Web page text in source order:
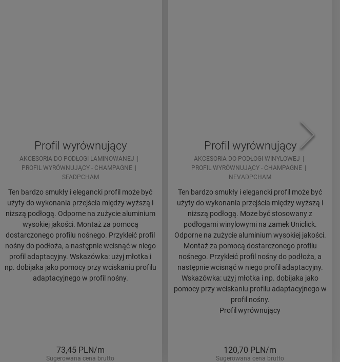
Profil wyrównujący
AKCESORIA DO PODŁOGI LAMINOWANEJ
PROFIL WYRÓWNUJĄCY - CHAMPAGNE
SFADPCHAM
Ten bardzo smukły i elegancki profil może być
użyty do wykonania przejścia między wyższą i
niższą podłogą. Odporne na zużycie aluminium
wysokiej jakości. Montaż za pomocą
dostarczonego profilu nośnego. Przykleić profil
nośny do podłoża, a następnie wcisnąć w niego
profil adaptacyjny. Wskazówka: użyj młotka i
np. dobijaka jako pomocy przy wciskaniu profilu
adaptacyjnego w profil nośny.
73,45 PLN/m
Sugerowana cena brutto
Profil wyrównujący
AKCESORIA DO PODŁOGI WINYLOWEJ
PROFIL WYRÓWNUJĄCY - CHAMPAGNE
NEVADPCHAM
Ten bardzo smukły i elegancki profil może być
użyty do wykonania przejścia między wyższą i
niższą podłogą. Może być stosowany z
podłogami winylowymi na zamek Uniclick.
Odporne na zużycie aluminium wysokiej jakości.
Montaż za pomocą dostarczonego profilu
nośnego. Przykleić profil nośny do podłoża, a
następnie wcisnąć w niego profil adaptacyjny.
Wskazówka: użyj młotka i np. dobijaka jako
pomocy przy wciskaniu profilu adaptacyjnego w
profil nośny.
Profil wyrównujący
120,70 PLN/m
Sugerowana cena brutto